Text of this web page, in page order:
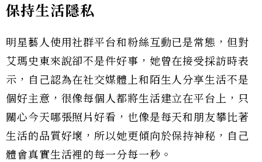
保持生活隱私
明星藝人使用社群平台和粉絲互動已是常態，但對
艾瑪史東來說卻不是件好事，她曾在接受採訪時表
示，自己認為在社交媒體上和陌生人分享生活不是
個好主意，很像每個人都將生活建立在平台上，只
關心今天哪張照片好看，也像是每天和朋友攀比著
生活的品質好壞，所以她更傾向於保持神秘，自己
體會真實生活裡的每一分每一秒。